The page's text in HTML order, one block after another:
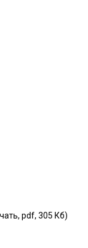
pdf, 305 Кб)